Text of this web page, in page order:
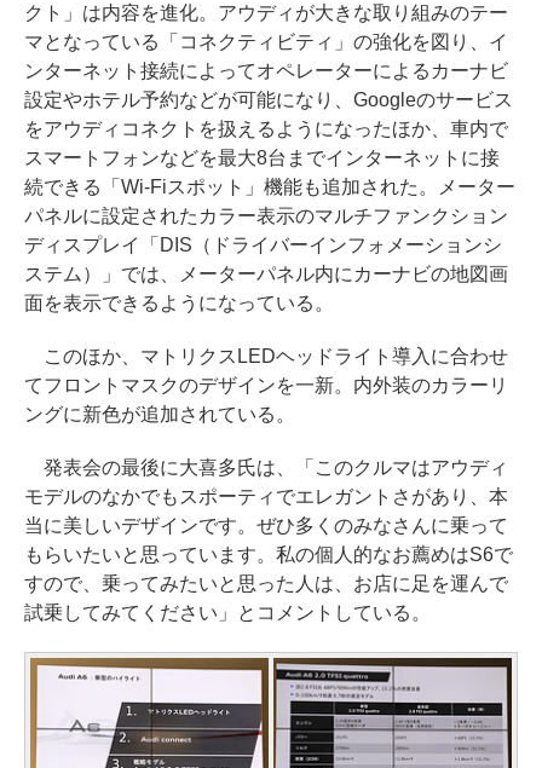
クト」は内容を進化。アウディが大きな取り組みのテー
マとなっている「コネクティビティ」の強化を図り、イ
ンターネット接続によってオペレーターによるカーナビ
設定やホテル予約などが可能になり、Googleのサービス
をアウディコネクトを扱えるようになったほか、車内で
スマートフォンなどを最大8台までインターネットに接
続できる「Wi-Fiスポット」機能も追加された。メーター
パネルに設定されたカラー表示のマルチファンクション
ディスプレイ「DIS（ドライバーインフォメーションシ
ステム）」では、メーターパネル内にカーナビの地図画
面を表示できるようになっている。
このほか、マトリクスLEDヘッドライト導入に合わせ
てフロントマスクのデザインを一新。内外装のカラーリ
ングに新色が追加されている。
発表会の最後に大喜多氏は、「このクルマはアウディ
モデルのなかでもスポーティでエレガントさがあり、本
当に美しいデザインです。ぜひ多くのみなさんに乗って
もらいたいと思っています。私の個人的なお薦めはS6で
すので、乗ってみたいと思った人は、お店に足を運んで
試乗してみてください」とコメントしている。